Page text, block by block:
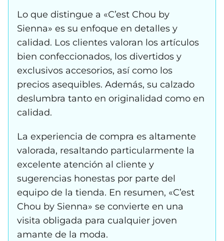
Lo que distingue a «C’est Chou by
Sienna» es su enfoque en detalles y
calidad. Los clientes valoran los artículos
bien confeccionados, los divertidos y
exclusivos accesorios, así como los
precios asequibles. Además, su calzado
deslumbra tanto en originalidad como en
calidad.
La experiencia de compra es altamente
valorada, resaltando particularmente la
excelente atención al cliente y
sugerencias honestas por parte del
equipo de la tienda. En resumen, «C’est
Chou by Sienna» se convierte en una
visita obligada para cualquier joven
amante de la moda.